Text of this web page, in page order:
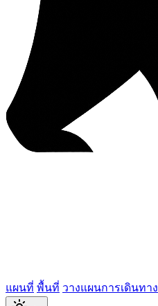
แผนที่ พื้นที่ วางแผนการเดินทาง